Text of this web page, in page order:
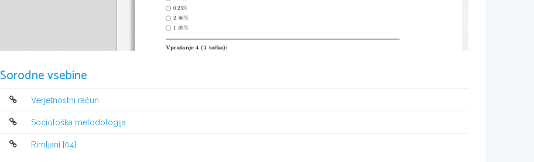
©
0.25%
©
2.86%
©
1 .05%
Vpraˇsanje 4 (1 toˇcka):
2
Sorodne vsebine
Verjetnostni račun
Sociološka metodologija
Rimljani [04]